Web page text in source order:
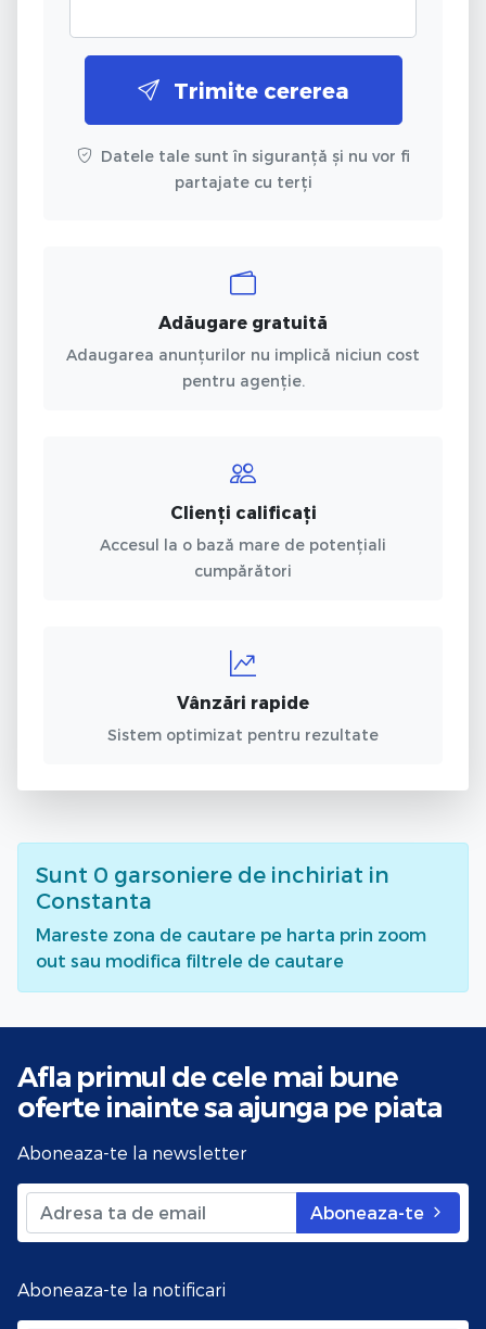
Trimite cererea
Datele tale sunt în siguranță și nu vor fi
partajate cu terți
Adăugare gratuită
Adaugarea anunțurilor nu implică niciun cost
pentru agenție.
Clienți calificați
Accesul la o bază mare de potențiali
cumpărători
Vânzări rapide
Sistem optimizat pentru rezultate
Sunt 0 garsoniere de inchiriat in
Constanta
Mareste zona de cautare pe harta prin zoom
out sau modifica filtrele de cautare
Afla primul de cele mai bune
oferte inainte sa ajunga pe piata
Aboneaza-te la newsletter
Aboneaza-te
Aboneaza-te la notificari